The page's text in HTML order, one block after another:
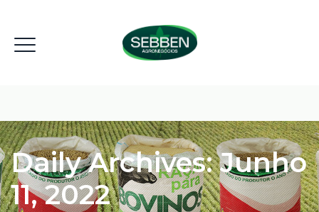
Daily Archives:Junho
11, 2022